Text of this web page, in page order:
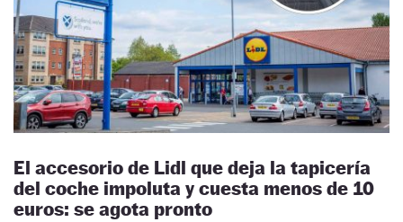
El accesorio de Lidl que deja la tapicería
del coche impoluta y cuesta menos de 10
euros: se agota pronto